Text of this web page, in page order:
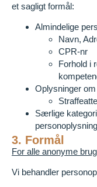
et sagligt formål:
Almindelige
Navn,
CPR-nr
Forhold i
Oplysninger
Særlige
3. Formål
For alle anonyme
Vi behandler